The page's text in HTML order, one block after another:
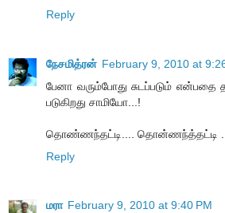
Reply
நேசமித்ரன் February 9, 2010 at
பேனா வரும்போது சுடப்படும் என்பதை
படுகிறது சாமியோ...!
தொண்ணந்தட்டி.... தொன்ணந்த்தட்டி
Reply
மரா February 9, 2010 at 9:40 PM